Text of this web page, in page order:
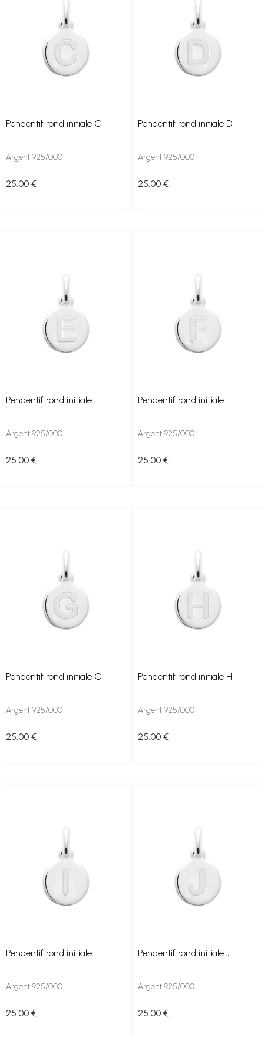
Pendentif rond initiale C
Argent 925/000
25 .00 €
Pendentif rond initiale D
Argent 925/000
25 .00 €
Pendentif rond initiale E
Argent 925/000
25 .00 €
Pendentif rond initiale F
Argent 925/000
25 .00 €
Pendentif rond initiale G
Argent 925/000
25 .00 €
Pendentif rond initiale H
Argent 925/000
25 .00 €
Pendentif rond initiale I
Argent 925/000
25 .00 €
Pendentif rond initiale J
Argent 925/000
25 .00 €